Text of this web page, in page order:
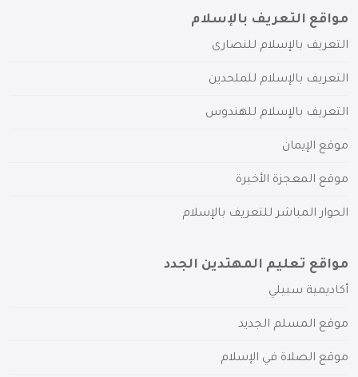
مواقع التعريف بالإسلام
التعريف بالإسلام للنصارى
التعريف بالإسلام للملحدين
التعريف بالإسلام للهندوس
موقع الإيمان
موقع المعجزة الأخيرة
الحوار المباشر للتعريف بالإسلام
مواقع تعليم المهتدين الجدد
أكاديمية سبيلي
موقع المسلم الجديد
موقع الصلاة في الإسلام